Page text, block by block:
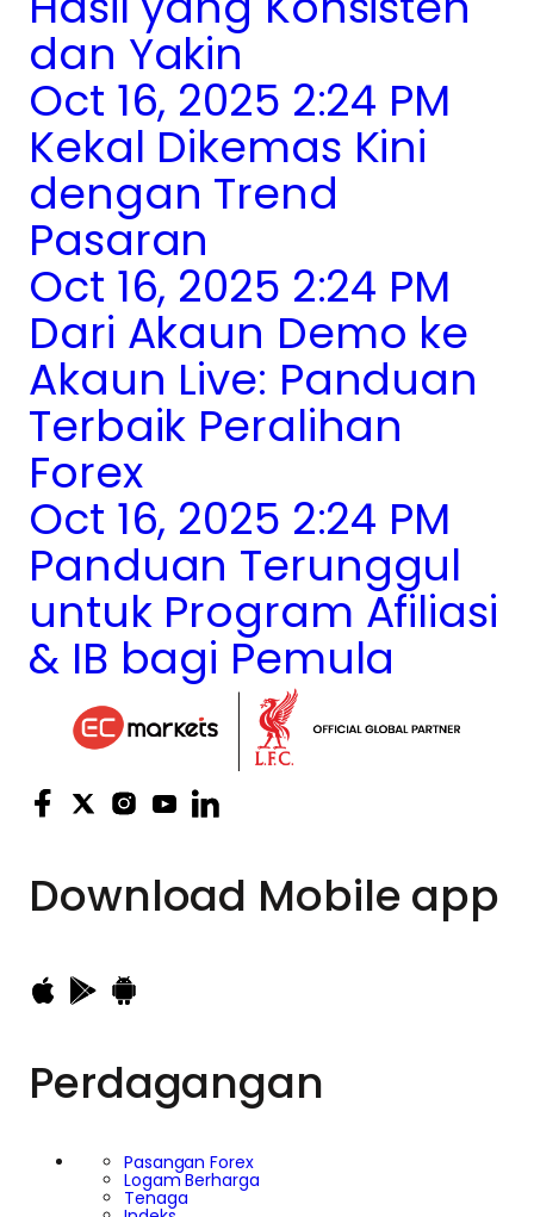
dan Yakin
Oct 16, 2025 2:24 PM
Kekal Dikemas Kini
dengan Trend
Pasaran
Oct 16, 2025 2:24 PM
Dari Akaun Demo ke
Akaun Live: Panduan
Terbaik Peralihan
Forex
Oct 16, 2025 2:24 PM
Panduan Terunggul
untuk Program Afiliasi
& IB bagi Pemula
Download Mobile app
Perdagangan
Pasangan Forex
Logam Berharga
Tenaga